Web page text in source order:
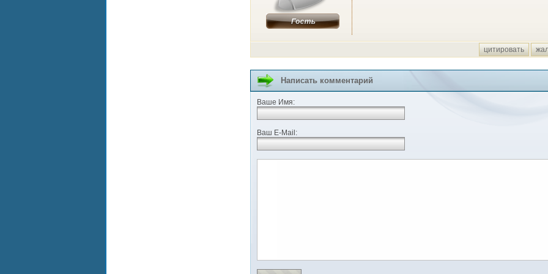
цитировать
Написать комментарий
Ваше Имя:
Ваш E-Mail: